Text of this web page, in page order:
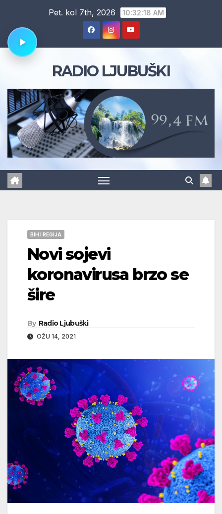
content
Pet. kol 7th, 2026 10:32:19 AM
RADIO LJUBUŠKI
BIH I REGIJA
Novi sojevi
koronavirusa brzo se
šire
By Radio Ljubuški
OŽU 14, 2021